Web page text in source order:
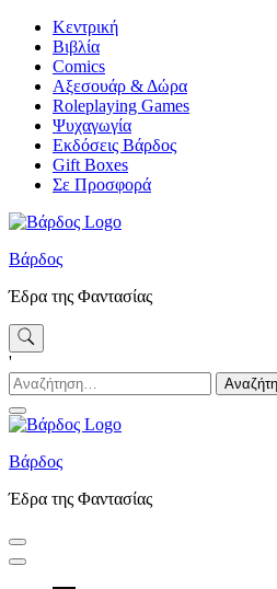
Skip
content
Κεντρική
Βιβλία
Comics
Αξεσουάρ & Δώρα
Roleplaying Games
Ψυχαγωγία
Εκδόσεις Βάρδος
Gift Boxes
Σε Προσφορά
Βάρδος
Έδρα της Φαντασίας
'
Αναζήτηση
για:
Βάρδος
Έδρα της Φαντασίας